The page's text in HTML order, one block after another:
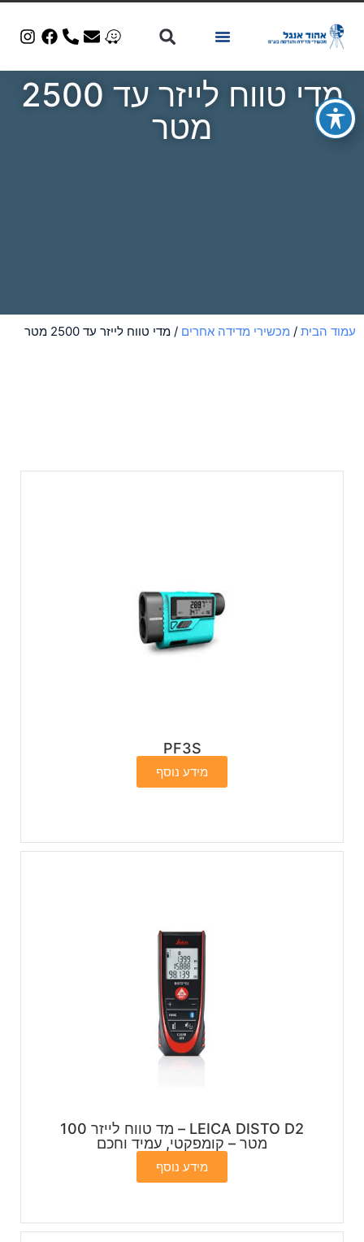
מדי טווח לייזר עד 2500
מטר
עמוד הבית / מכשירי מדידה אחרים / מדי טווח לייזר עד 2500 מטר
PF3S
מידע נוסף
LEICA DISTO D2 – מד טווח לייזר 100
מטר – קומפקטי, עמיד וחכם
מידע נוסף